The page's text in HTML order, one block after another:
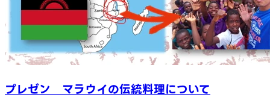
プレゼン マラウイの伝統料理について